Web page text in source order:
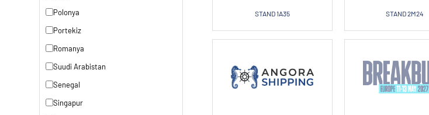
Polonya
Portekiz
Romanya
Suudi Arabistan
Senegal
Singapur
STAND 1A35 STAND 2M24